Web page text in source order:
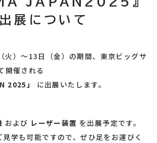
出展について
火）～13日（金）の期間、東京ビッグサ
開催される
2025」
に出展いたします。
および レーザー装置 を出展予定です。
学も可能ですので、ぜひ足をお運びく